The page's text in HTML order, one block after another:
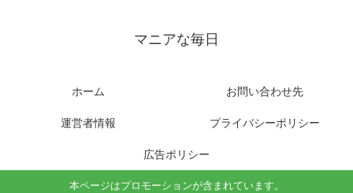
マニアな毎日
ホーム お問い合わせ先
運営者情報 プライバシーポリシー
広告ポリシー
本ページはプロモーションが含まれています。